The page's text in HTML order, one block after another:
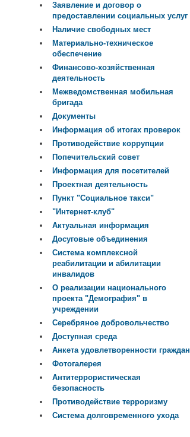
Заявление и договор о
предоставлении социальных услуг
Наличие свободных мест
Материально-техническое
обеспечение
Финансово-хозяйственная
деятельность
Межведомственная мобильная
бригада
Документы
Информация об итогах проверок
Противодействие коррупции
Попечительский совет
Информация для посетителей
Проектная деятельность
Пункт "Социальное такси"
"Интернет-клуб"
Актуальная информация
Досуговые объединения
Система комплексной
реабилитации и абилитации
инвалидов
О реализации национального
проекта "Демография" в
учреждении
Серебряное добровольчество
Доступная среда
Анкета удовлетворенности граждан
Фотогалерея
Антитеррористическая
безопасность
Противодействие терроризму
Система долговременного ухода